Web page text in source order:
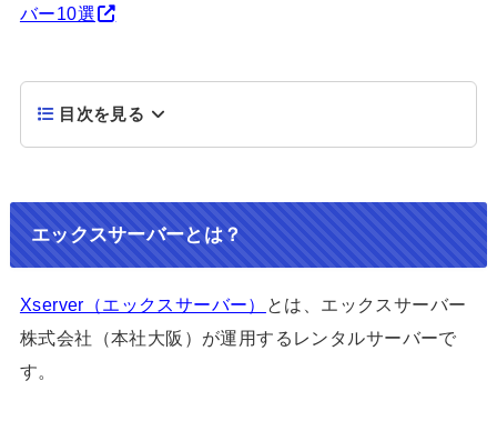
バー10選
目次を見る
エックスサーバーとは？
Xserver（エックスサーバー）
とは、エックスサーバー
株式会社（本社大阪）が運用するレンタルサーバーで
す。